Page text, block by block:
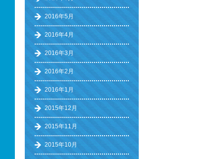
2016年5月
2016年4月
2016年3月
2016年2月
2016年1月
2015年12月
2015年11月
2015年10月